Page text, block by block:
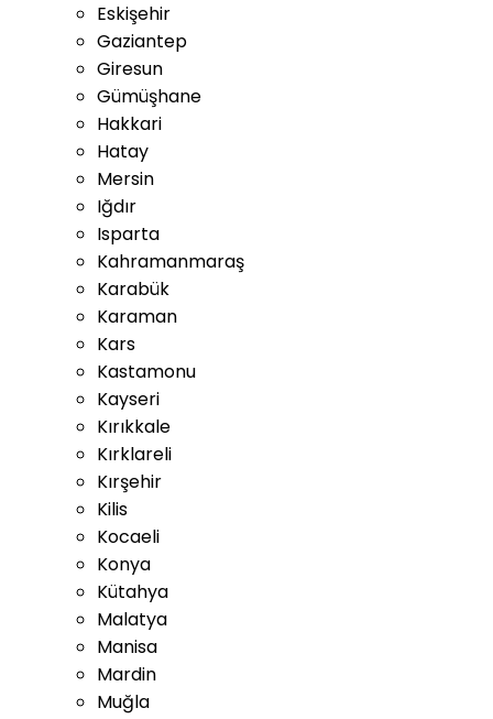
Eskişehir
Gaziantep
Giresun
Gümüşhane
Hakkari
Hatay
Mersin
Iğdır
Isparta
Kahramanmaraş
Karabük
Karaman
Kars
Kastamonu
Kayseri
Kırıkkale
Kırklareli
Kırşehir
Kilis
Kocaeli
Konya
Kütahya
Malatya
Manisa
Mardin
Muğla